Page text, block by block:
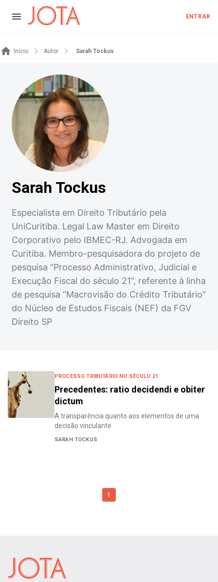
ENTRAR
Início Autor Sarah Tockus
Sarah Tockus
Especialista em Direito Tributário pela
UniCuritiba. Legal Law Master em Direito
Corporativo pelo IBMEC-RJ. Advogada em
Curitiba. Membro-pesquisadora do projeto de
pesquisa “Processo Administrativo, Judicial e
Execução Fiscal do século 21”, referente à linha
de pesquisa “Macrovisão do Crédito Tributário”
do Núcleo de Estudos Fiscais (NEF) da FGV
Direito SP
PROCESSO TRIBUTÁRIO NO SÉCULO 21
Precedentes: ratio decidendi e obiter
dictum
A transparência quanto aos elementos de uma
decisão vinculante
SARAH TOCKUS
1